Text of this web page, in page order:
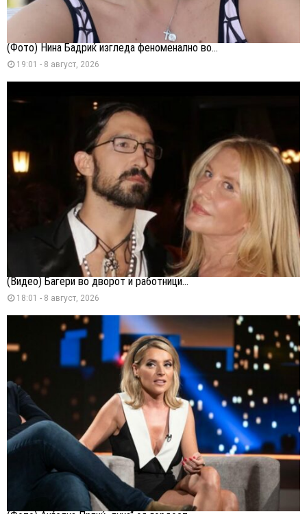
(Фото) Нина Бадриќ изгледа феноменално во...
19:01 - 8 август, 2026
(Видео) Багери во дворот и работници...
18:01 - 8 август, 2026